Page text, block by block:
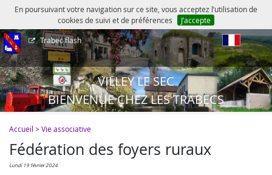
En poursuivant votre navigation sur ce site, vous acceptez l’utilisation de
cookies de suivi et de préférences
J’accepte
Trabec flash
VILLEY LE SEC
BIENVENUE CHEZ LES TRABECS
Accueil >Vie associative
Fédération des foyers ruraux
lundi 19 février 2024